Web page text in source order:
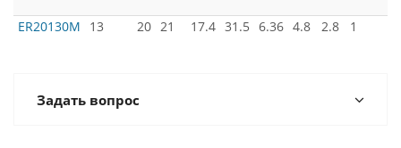
ER20130M 13 20 21 17.4 31.5 6.36 4.8 2.8 1
Задать вопрос